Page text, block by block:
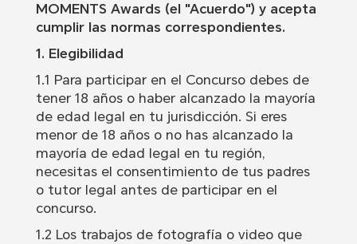
MOMENTS Awards (el "Acuerdo") y acepta
cumplir las normas correspondientes.
1. Elegibilidad
1.1 Para participar en el Concurso debes de
tener 18 años o haber alcanzado la mayoría
de edad legal en tu jurisdicción. Si eres
menor de 18 años o no has alcanzado la
mayoría de edad legal en tu región,
necesitas el consentimiento de tus padres
o tutor legal antes de participar en el
concurso.
1.2 Los trabajos de fotografía o video que